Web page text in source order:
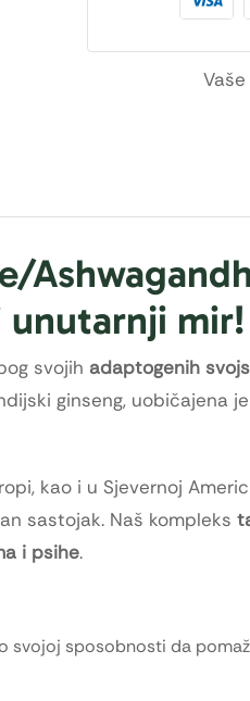
unutarnji mir!
svojih adaptogenih
ginseng, uobičajena
kao i u Sjevernoj
sastojak. Naš kompleks
i psihe.
svojoj sposobnosti da